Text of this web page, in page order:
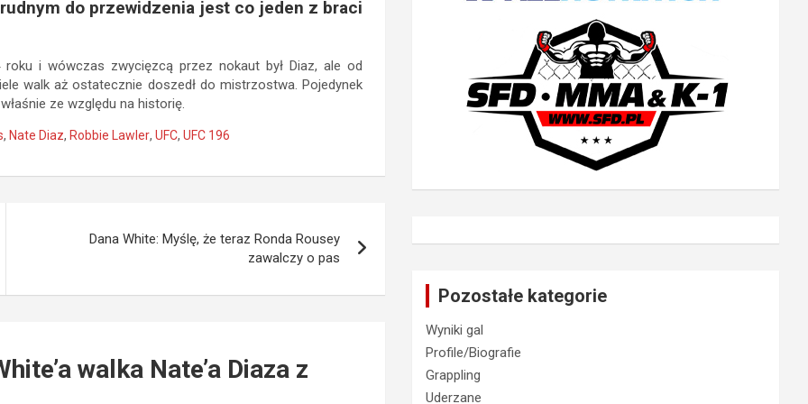
do przewidzenia jest co jeden z braci
i wówczas zwycięzcą przez nokaut był Diaz, ale od
walk aż ostatecznie doszedł do mistrzostwa. Pojedynek
ze względu na historię.
, Nate Diaz, Robbie Lawler, UFC, UFC 196
Dana White: Myślę, że teraz Ronda Rousey
zawalczy o pas
walka Nate’a Diaza z
Pozostałe kategorie
Wyniki gal
Profile/Biografie
Grappling
Uderzane